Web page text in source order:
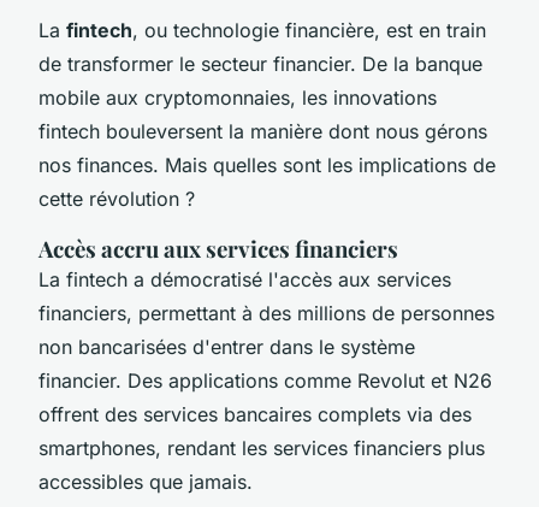
La fintech, ou technologie financière, est en train
de transformer le secteur financier. De la banque
mobile aux cryptomonnaies, les innovations
fintech bouleversent la manière dont nous gérons
nos finances. Mais quelles sont les implications de
cette révolution ?
Accès accru aux services financiers
La fintech a démocratisé l'accès aux services
financiers, permettant à des millions de personnes
non bancarisées d'entrer dans le système
financier. Des applications comme Revolut et N26
offrent des services bancaires complets via des
smartphones, rendant les services financiers plus
accessibles que jamais.